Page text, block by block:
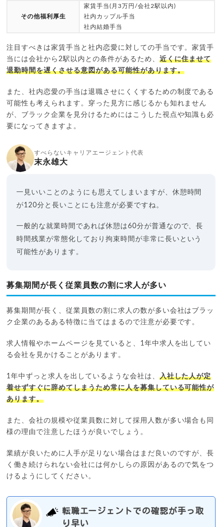
その他福利厚生
家賃手当(月3万円/会社2駅以内)
社内カップル手当
社内結婚手当
注目すべきは家賃手当と社内恋愛に対しての手当です。家賃手
当には会社から2駅以内との条件があるため、 近くに住ませて
退勤時間を遅くさせる意図がある可能性があります。
また、社内恋愛の手当は退職させにくくするための制度である
可能性も考えられます。穿った見方に感じるかも知れません
が、ブラック企業を見分けるためにはこうした視点や知識も必
要になってきますよ。
すべらないキャリアエージェント代表
末永雄大
一見いいことのようにも思えてしまいますが、休憩時間
が120分と長いことにも注意が必要ですね。
一般的な就業時間であれば休憩は60分が普通なので、長
時間残業が常態化しており拘束時間が非常に長いという
可能性があります。
募集期間が長く従業員数の割に求人が多い
募集期間が長く、従業員数の割に求人の数が多い会社はブラッ
ク企業のあるある特徴に当てはまるので注意が必要です。
求人情報やホームページを見ていると、1年中求人を出してい
る会社を見かけることがあります。
1年中ずっと求人を出しているような会社は、 入社した人が定
着せずすぐに辞めてしまうため常に人を募集している可能性が
あります。
また、会社の規模や従業員数に対して採用人数が多い場合も同
様の理由で注意したほうが良いでしょう。
業績が良いために人手が足りない場合はまだ良いのですが、長
く働き続けられない会社には何かしらの原因があるので気をつ
けるようにしてください。
転職エージェントでの確認が手っ取
り早い